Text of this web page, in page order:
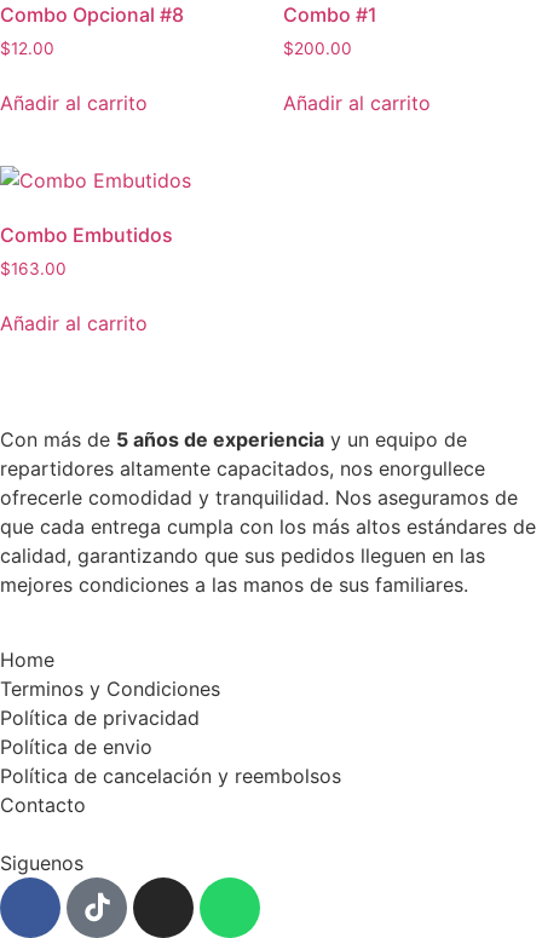
Combo Opcional #8
$12.00
Añadir al carrito
Combo #1
$200.00
Añadir al carrito
Combo Embutidos
$163.00
Añadir al carrito
Con más de 5 años de experiencia y un equipo de
repartidores altamente capacitados, nos enorgullece
ofrecerle comodidad y tranquilidad. Nos aseguramos de
que cada entrega cumpla con los más altos estándares de
calidad, garantizando que sus pedidos lleguen en las
mejores condiciones a las manos de sus familiares.
Home
Terminos y Condiciones
Política de privacidad
Política de envio
Política de cancelación y reembolsos
Contacto
Siguenos